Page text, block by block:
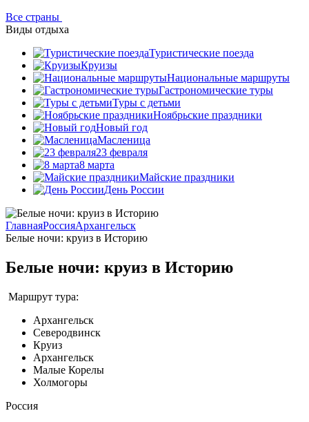
Все страны
Виды отдыха
Туристические поезда
Круизы
Национальные маршруты
Гастрономические туры
Туры с детьми
Ноябрьские праздники
Новый год
Масленица
23 февраля
8 марта
Майские праздники
День России
ГлавнаяРоссияАрхангельск
Белые ночи: круиз в Историю
Белые ночи: круиз в Историю
Маршрут тура:
Архангельск
Северодвинск
Круиз
Архангельск
Малые Корелы
Холмогоры
Россия